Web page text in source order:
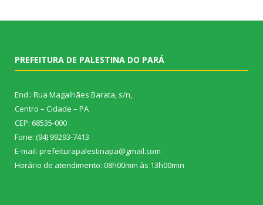
PREFEITURA DE PALESTINA DO PARÁ
End.: Rua Magalhães Barata, s/n,
Centro – Cidade – PA
CEP: 68535-000
Fone: (94) 99293-7413
E-mail: prefeiturapalestinapa@gmail.com
Horário de atendimento: 08h00min às 13h00min